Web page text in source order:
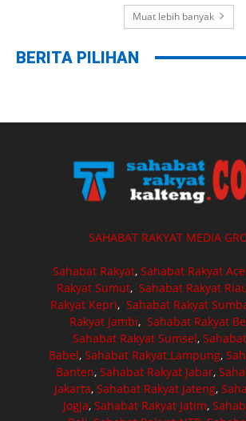
Muat lebih banyak
BERITA PILIHAN
SAHABAT RAKYAT MEDIA
Sahabat Rakyat, Sahabat Rakyat
Rakyat Sumut, Sahabat Rakyat
Rakyat Kepri,Sahabat Rakyat
Rakyat Jambi, Sahabat Rakyat
Sahabat Rakyat Sumsel,
Babel,Sahabat Rakyat Lampung,
Banten,Sahabat Rakyat Jabar,
Jakarta, Sahabat Rakyat Jateng,
Jogja, Sahabat Rakyat Jatim,